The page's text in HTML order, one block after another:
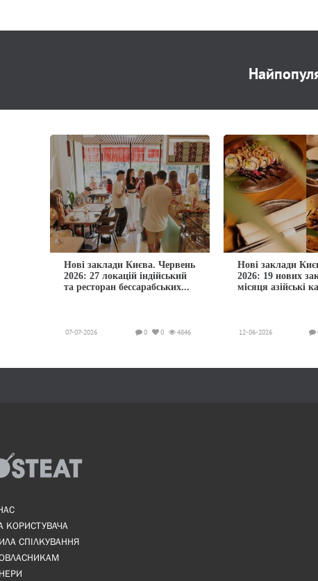
Нові заклади Києва. Червень
2026: 27 локацій індійський
та ресторан бессарабських...
07-07-2026 4846
0
0
Нові заклади
2026: 19 нових
місяця азійські
12-06-2026
КОРИСТУВАЧА
СПІЛКУВАННЯ